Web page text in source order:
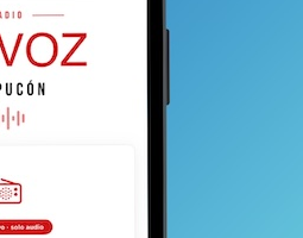
tiene dramáticos impactos y
que son fuentes de
de la actividad y
aunque aclaró que eso
nuestra industria a las
recursos del estado-